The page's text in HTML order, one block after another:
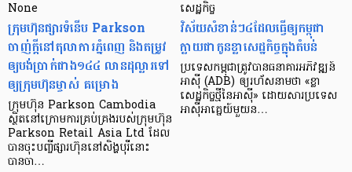
None
ក្រុមហ៊ុនផ្សារទំនើប Parkson
ចាញ់ក្ដីនៅតុលាការភ្នំពេញ និងតម្រូវ
ឲ្យបង់ប្រាក់ជាង១៤៤ លានដុល្លារទៅ
ឲ្យក្រុមហ៊ុនម្ចាស់ គម្រោង
ក្រុមហ៊ុន Parkson Cambodia
ស្ថិតនៅក្រោមការគ្រប់គ្រងរបស់ក្រុមហ៊ុន
Parkson Retail Asia Ltd ដែល
បានចុះបញ្ចីផ្សារហ៊ុននៅសិង្ហបុរីនោះ
បានចា…
សេដ្ឋកិច្ច​
វិស័យ​សំខាន់ៗ​៤​ដែល​ធ្វើ​ឲ្យ​កម្ពុជា​
ក្លាយ​ជា​កូន​ខ្លា​សេដ្ឋកិច្ច​ក្នុង​តំបន់
ប្រទេស​កម្ពុជា​ត្រូវ​បាន​ធនាគារ​អភិវឌ្ឍន៍​
អាស៊ី (ADB) ឲ្យ​រហ័ស​នាមថា «ខ្លា​
សេដ្ឋកិច្ច​ថ្មី​នៃ​អាស៊ី» ដោយសារ​ប្រទេស​
អាស៊ី​អាគ្នេយ៍​មួយ​ន…